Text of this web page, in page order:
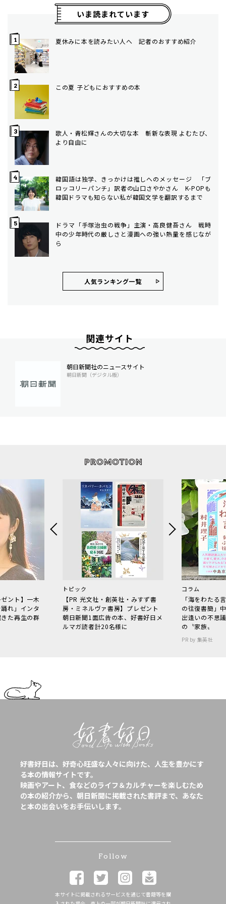
いま読まれています
夏休みに本を読みたい人へ 記者のおすすめ紹介
この夏 子どもにおすすめの本
歌人・青松輝さんの大切な本 斬新な表現 よむたび、
より自由に
韓国語は独学、きっかけは推しへのメッセージ 「ブ
ロッコリーパンチ」訳者の山口さやかさん K-POPも
韓国ドラマも知らない私が韓国文学を翻訳するまで
ドラマ「手塚治虫の戦争」主演・高良健吾さん 戦時
中の少年時代の厳しさと漫画への強い熱量を感じなが
ら
人気ランキング⼀覧
関連サイト
朝日新聞社のニュースサイト
朝日新聞（デジタル版）
ント】一木
れ」インタ
た再生の群
トピック
【PR 光文社・創英社・みすず書
房・ミネルヴァ書房】プレゼント
朝日新聞1面広告の本、好書好日メ
ルマガ読者計20名様に
コラム
「海をわた
の往復書簡」
出逢いの不思
の〝家族〟
PR by 集英社
好書好日は、好奇心旺盛な人々に向けた、人生を豊かにす
る本の情報サイトです。
映画やアート、食などのライフ＆カルチャーを楽しむため
の本の紹介から、朝日新聞に掲載された書評まで、あなた
と本の出会いをお手伝いします。
Follow
本サイトに掲載されるサービスを通じて書籍等を購